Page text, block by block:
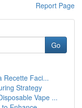
Report Page
Go
Recette Faci...
Strategy
Vape ...